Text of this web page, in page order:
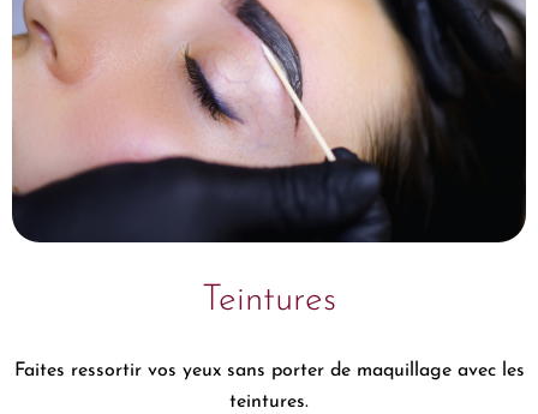
Teintures
Faites ressortir vos yeux sans porter de maquillage avec les
teintures.